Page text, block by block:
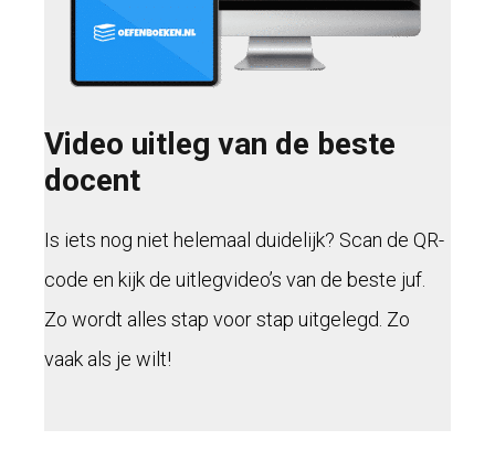
Video uitleg van de beste
docent
Is iets nog niet helemaal duidelijk? Scan de QR-
code en kijk de uitlegvideo’s van de beste juf.
Zo wordt alles stap voor stap uitgelegd. Zo
vaak als je wilt!